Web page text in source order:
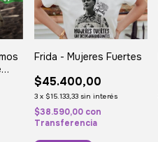
Frida - Mujeres Fuertes
$45.400,00
3 x $15.133,33 sin interés
$38.590,00 con
Transferencia